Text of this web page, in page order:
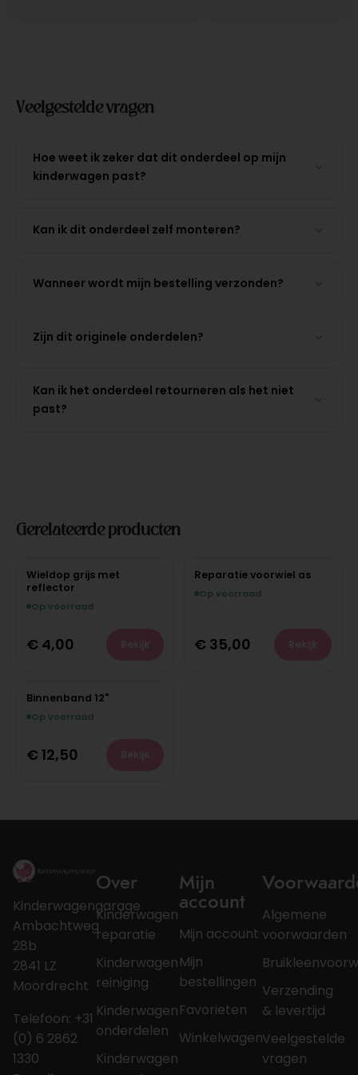
Veelgestelde vragen
Hoe weet ik zeker dat dit onderdeel op mijn
kinderwagen past?
Kan ik dit onderdeel zelf monteren?
Wanneer wordt mijn bestelling verzonden?
Zijn dit originele onderdelen?
Kan ik het onderdeel retourneren als het niet
past?
Gerelateerde producten
Wieldop grijs met
reflector
Op voorraad
€ 4,00
Reparatie voorwiel as
Op voorraad
€ 35,00
Binnenband 12"
Op voorraad
€ 12,50
Kinderwagengarage
Ambachtweg
28b
2841 LZ
Moordrecht
Telefoon: +31
(0) 6 2862
1330
Over
Kinderwagen
reparatie
Kinderwagen
reiniging
Kinderwagen
onderdelen
Kinderwagen
Mijn
account
Mijn account
Mijn
bestellingen
Favorieten
Winkelwagen
Algemene
voorwaarden
Verzending
& levertijd
Veelgestelde
vragen